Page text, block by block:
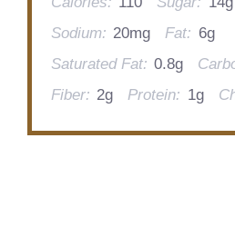
Sodium: 20mg Fat: 6g
Saturated Fat: 0.8g
Fiber: 2g Protein: 1g